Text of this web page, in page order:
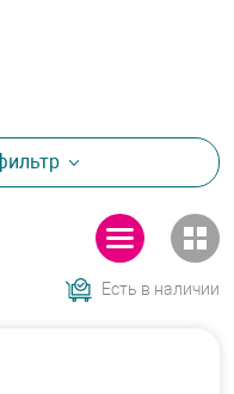
Есть в наличии